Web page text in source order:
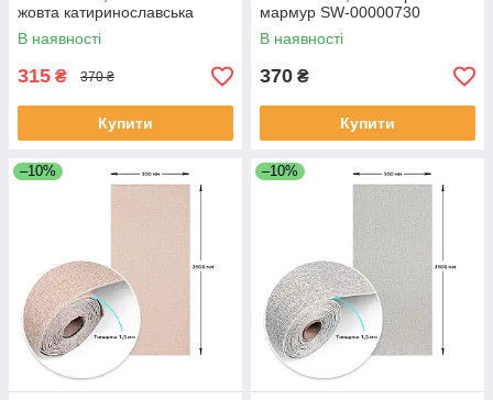
жовта катиринославська
цегла (D) SW-00001785
В наявності
315 ₴ 370 ₴
Купити
мармур SW-00000730
В наявності
370 ₴
Купити
–10% –10%